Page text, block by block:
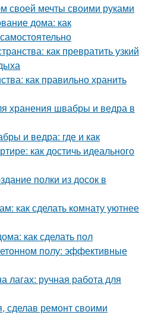
своей мечты своими руками
дома: как
как превратить узкий
как правильно хранить
хранения швабры и ведра в
и ведра: где и как
как достичь идеального
полки из досок в
как сделать комнату уютнее
как сделать пол
полу: эффективные
лагах: ручная работа для
сделав ремонт своими